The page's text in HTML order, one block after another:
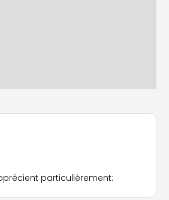
particulièrement: